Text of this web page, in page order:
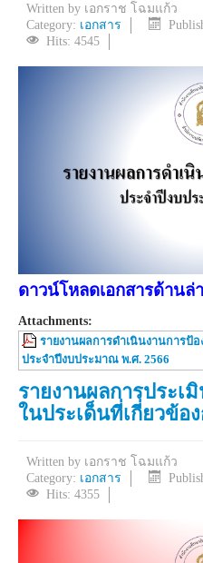
Written by เอกราช โฉมแก้ว
Category: เอกสาร
Hits: 4545
ดาวน์โหลดเอกสารด้านล่
Attachments:
รายงานผลการดำเนินงานการป้
ประจำปีงบประมาณ พ.ศ. 2566
รายงานผลการประเ
ในประเด็นที่เกี่ยวข้อ
Written by เอกราช โฉมแก้ว
Category: เอกสาร
Hits: 4355